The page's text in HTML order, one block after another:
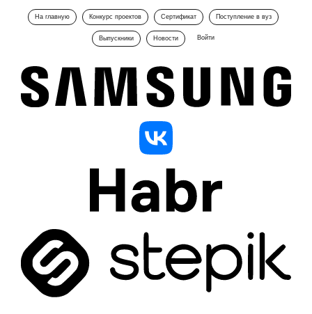
На главную Конкурс проектов Сертификат Поступление в вуз
Выпускники Новости Войти